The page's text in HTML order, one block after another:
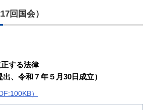
回国会）
する法律
出、令和７年５月30日成立）
）